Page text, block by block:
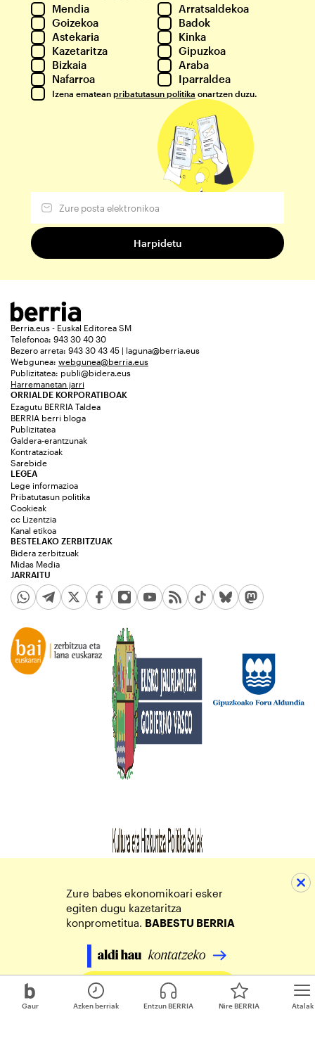
Gaur Atalak
Azken berriak Entzun BERRIA Nire BERRIA
Mendia
Arratsaldekoa
Goizekoa
Badok
Astekaria
Kinka
Kazetaritza
Gipuzkoa
Bizkaia
Araba
Nafarroa
Iparraldea
Izena ematean pribatutasun politika onartzen duzu.
Berria.eus - Euskal Editorea SM
Telefonoa: 943 30 40 30
Bezero arreta: 943 30 43 45 | laguna@berria.eus
Webgunea: webgunea@berria.eus
Publizitatea: publi@bidera.eus
Harremanetan jarri
ORRIALDE KORPORATIBOAK
Ezagutu BERRIA Taldea
BERRIA berri bloga
Publizitatea
Galdera-erantzunak
Kontratazioak
Sarebide
JARRAITU
LEGEA
Lege informazioa
Pribatutasun politika
Cookieak
cc Lizentzia
Kanal etikoa
BESTELAKO ZERBITZUAK
Bidera zerbitzuak
Midas Media
Zure babes ekonomikoari esker
egiten dugu kazetaritza
konprometitua. BABESTU BERRIA
Egin zure ekarpena